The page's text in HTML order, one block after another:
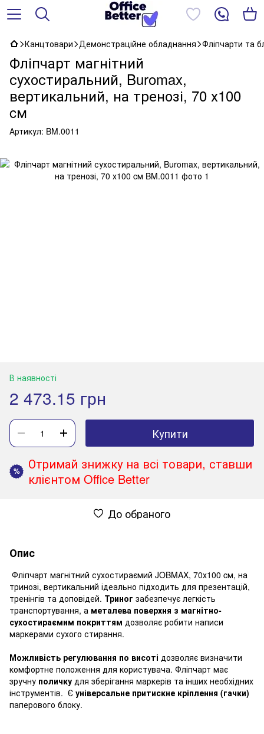
Канцтовари Демонстраційне обладнання Фліпчарти та
Фліпчарт магнітний
сухостиральний, Buromax,
вертикальний, на тренозі, 70 х100
cм
Артикул: BM.0011
В наявності
2 473.15 грн
Купити
%
Отримай знижку на всі товари, ставши
клієнтом Office Better
До обраного
Опис
Фліпчарт магнітний сухостираємий JOBMAX, 70х100 cм, на
тринозі, вертикальний ідеально підходить для презентацій,
тренінгів та доповідей. Триног забезпечує легкість
транспортування, а металева поверхня з магнітно-
сухостираємим покриттям дозволяє робити написи
маркерами сухого стирання.
Можливість регулювання по висоті дозволяє визначити
комфортне положення для користувача. Фліпчарт має
зручну поличку для зберігання маркерів та інших необхідних
інструментів. Є універсальне притискне кріплення (гачки)
паперового блоку.